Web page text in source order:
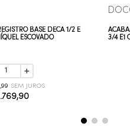
BASE DECA 1/2 E
ESCOVADO
＋
,99
.769,90
3/4 E1